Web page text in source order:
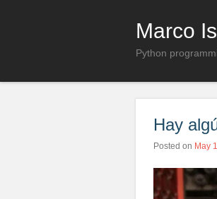
Marco
Python
Hay
Posted on May